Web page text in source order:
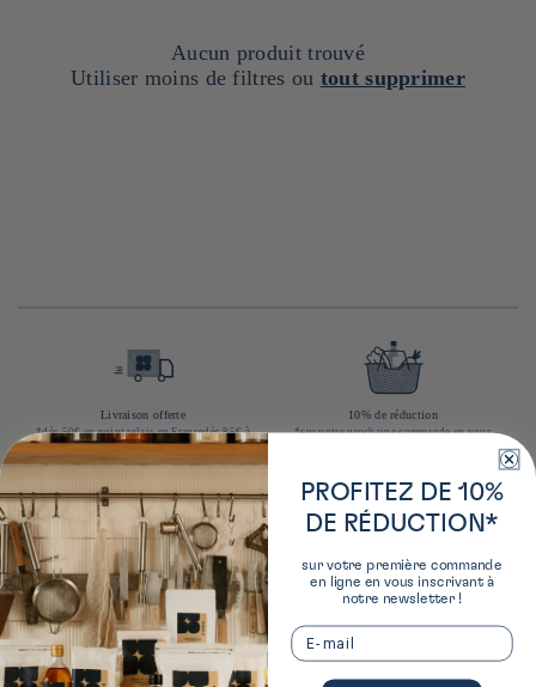
Aucun produit trouvé
Utiliser moins de filtres ou tout supprimer
Livraison offerte
*dès 50€ en point relais en Francedès 85€ à
domicile en Franceà partir de 90€ à domicile
en Europe
10% de réduction
*sur votre prochaine commande en vous
Espace dédié
à la cuisine japonaise au 40 rue du Louvre,
Paris 1
Club Fidélité
achats et missions récompensés &
PROFITEZ DE 10%
DE RÉDUCTION*
sur votre première commande
en ligne en vous inscrivant à
notre newsletter !
Email